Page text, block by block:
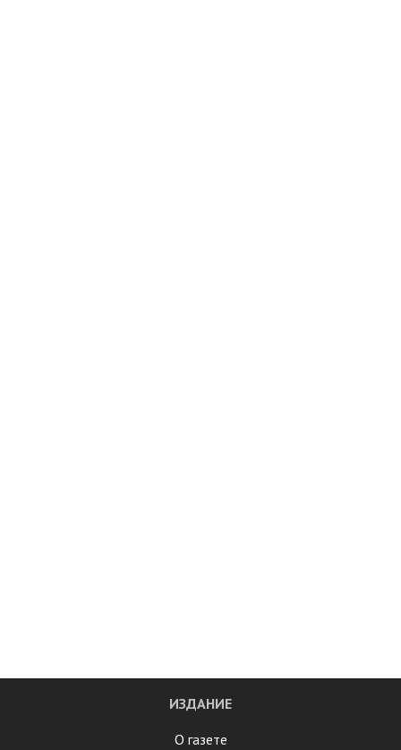
ИЗДАНИЕ
О газете